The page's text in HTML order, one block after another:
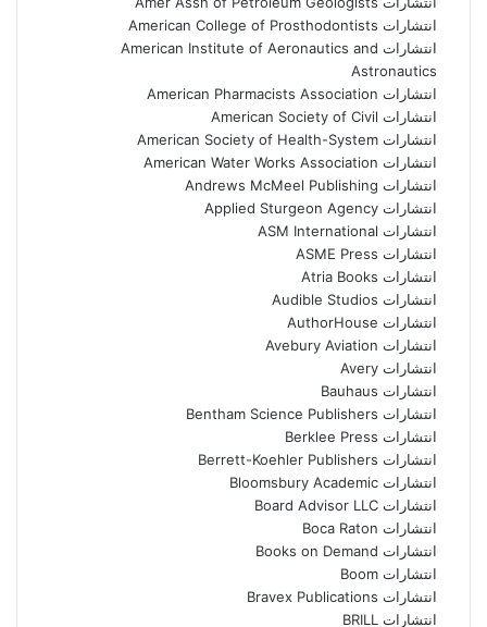
انتشارات American College of Prosthodontists
انتشارات American Institute of Aeronautics and
Astronautics
انتشارات American Pharmacists Association
انتشارات American Society of Civil
انتشارات American Society of Health-System
انتشارات American Water Works Association
انتشارات Andrews McMeel Publishing
انتشارات Applied Sturgeon Agency
انتشارات ASM International
انتشارات ASME Press
انتشارات Atria Books
انتشارات Audible Studios
انتشارات AuthorHouse
انتشارات Avebury Aviation
انتشارات Avery
انتشارات Bauhaus
انتشارات Bentham Science Publishers
انتشارات Berklee Press
انتشارات Berrett-Koehler Publishers
انتشارات Bloomsbury Academic
انتشارات Board Advisor LLC
انتشارات Boca Raton
انتشارات Books on Demand
انتشارات Boom
انتشارات Bravex Publications
انتشارات BRILL